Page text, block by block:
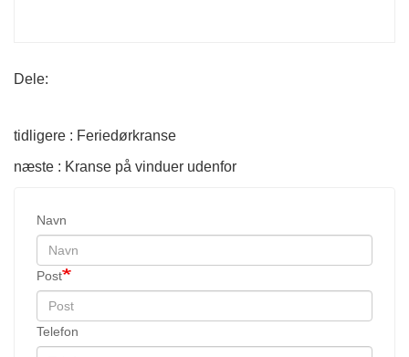
Dele:
tidligere : Feriedørkranse
næste : Kranse på vinduer udenfor
Navn
Post
Telefon